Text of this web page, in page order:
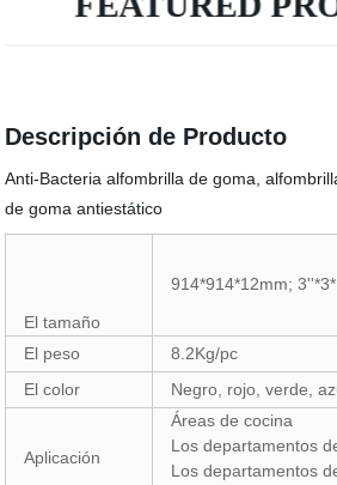
Descripción de Producto
Anti-Bacteria alfombrilla de goma,
de goma antiestático
El tamaño
914*914*12mm;
El peso
8.2Kg/pc
El color
Negro, rojo, verde,
Aplicación
Áreas de cocina
Los departamentos
Los departamentos